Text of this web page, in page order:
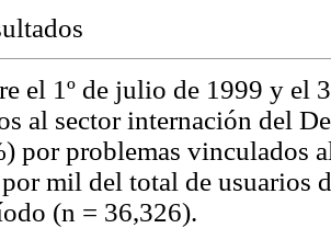
el 1º de julio de 1999 y el
al sector internación del
por problemas vinculados
mil del total de usuarios
(n = 36,326).